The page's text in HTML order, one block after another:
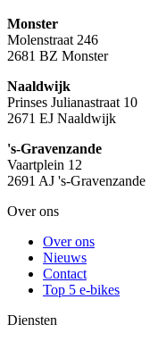
Monster
Molenstraat 246
2681 BZ Monster
Naaldwijk
Prinses Julianastraat 10
2671 EJ Naaldwijk
's-Gravenzande
Vaartplein 12
2691 AJ 's-Gravenzande
Over ons
Over ons
Nieuws
Contact
Top 5 e-bikes
Diensten